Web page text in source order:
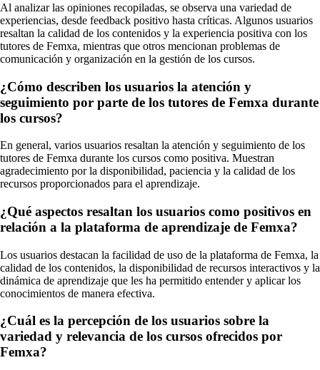
Al analizar las opiniones recopiladas, se observa una variedad de
experiencias, desde feedback positivo hasta críticas. Algunos usuarios
resaltan la calidad de los contenidos y la experiencia positiva con los
tutores de Femxa, mientras que otros mencionan problemas de
comunicación y organización en la gestión de los cursos.
¿Cómo describen los usuarios la atención y
seguimiento por parte de los tutores de Femxa durante
los cursos?
En general, varios usuarios resaltan la atención y seguimiento de los
tutores de Femxa durante los cursos como positiva. Muestran
agradecimiento por la disponibilidad, paciencia y la calidad de los
recursos proporcionados para el aprendizaje.
¿Qué aspectos resaltan los usuarios como positivos en
relación a la plataforma de aprendizaje de Femxa?
Los usuarios destacan la facilidad de uso de la plataforma de Femxa, la
calidad de los contenidos, la disponibilidad de recursos interactivos y la
dinámica de aprendizaje que les ha permitido entender y aplicar los
conocimientos de manera efectiva.
¿Cuál es la percepción de los usuarios sobre la
variedad y relevancia de los cursos ofrecidos por
Femxa?